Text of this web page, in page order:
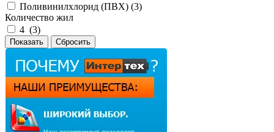
Поливинилхлорид (ПВХ) (3)
Количество жил
4 (3)